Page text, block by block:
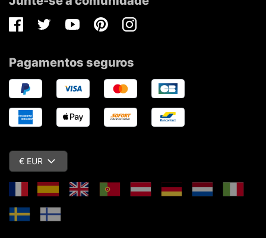
FacebookTwitterYoutubePinterestInstagram
Pagamentos seguros
€ EUR